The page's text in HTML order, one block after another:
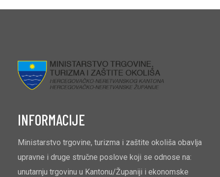
INFORMACIJE
Ministarstvo trgovine, turizma i zaštite okoliša obavlja
upravne i druge stručne poslove koji se odnose na:
unutarnju trgovinu u Kantonu/Županiji i ekonomske